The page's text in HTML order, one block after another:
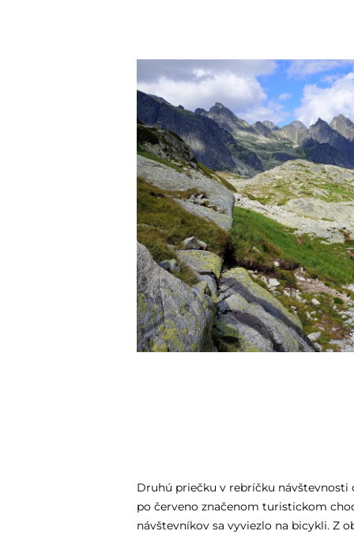
Druhú priečku v rebríčku návštevnosti
po červeno značenom turistickom
návštevníkov sa vyviezlo na bicykli. Z